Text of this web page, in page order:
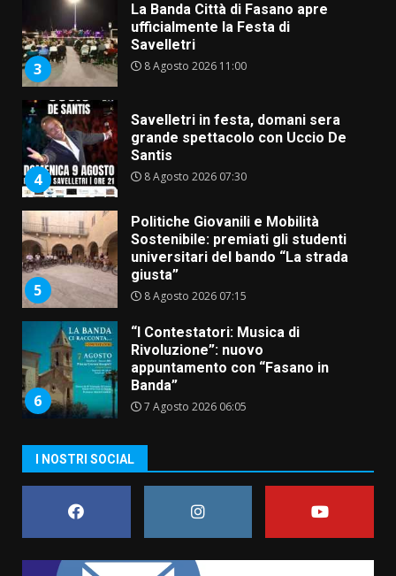
3
La Banda Città di Fasano apre
ufficialmente la Festa di
Savelletri
8 Agosto 2026 11:00
4
Savelletri in festa, domani sera
grande spettacolo con Uccio De
Santis
8 Agosto 2026 07:30
5
Politiche Giovanili e Mobilità
Sostenibile: premiati gli studenti
universitari del bando “La strada
giusta”
8 Agosto 2026 07:15
6
“I Contestatori: Musica di
Rivoluzione”: nuovo
appuntamento con “Fasano in
Banda”
7 Agosto 2026 06:05
amarezza per esclusione dal
campionato di calcio”
7 Agosto 2026 06:00
Grande successo per la “Sagra
I NOSTRI SOCIAL